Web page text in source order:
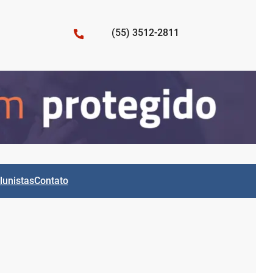
(55) 3512-2811
Contato